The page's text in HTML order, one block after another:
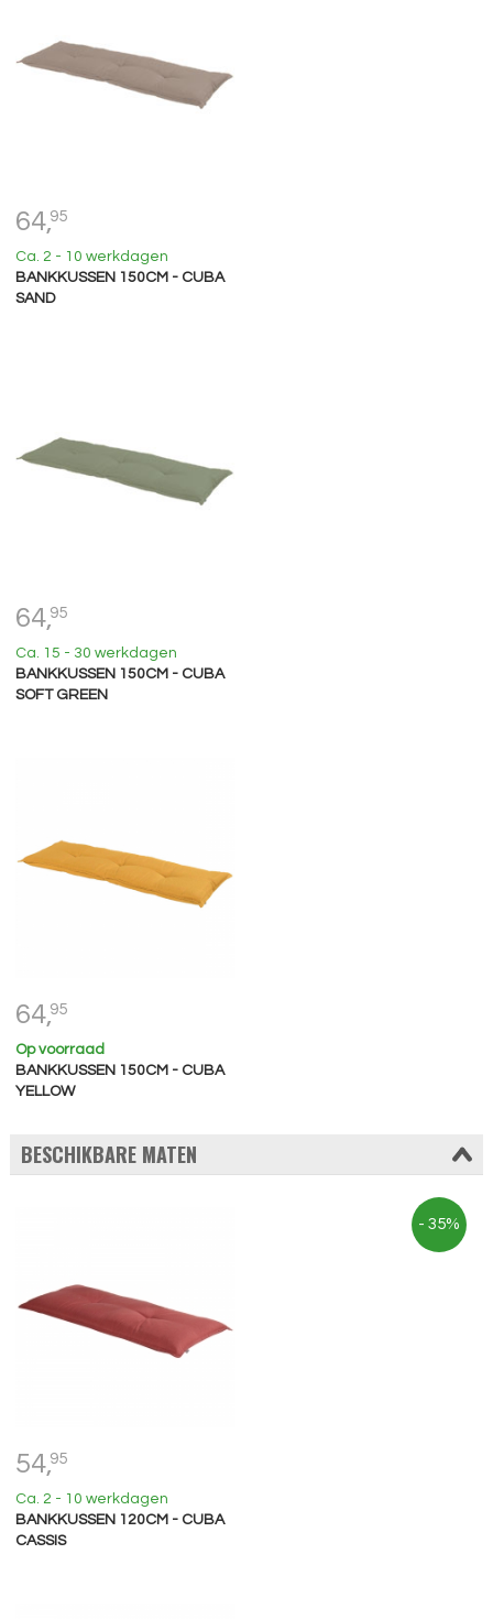
64,95
Ca. 2 - 10 werkdagen
BANKKUSSEN 150CM - CUBA
SAND
64,95
Ca. 15 - 30 werkdagen
BANKKUSSEN 150CM - CUBA
SOFT GREEN
64,95
Op voorraad
BANKKUSSEN 150CM - CUBA
YELLOW
BESCHIKBARE MATEN
54,95
Ca. 2 - 10 werkdagen
BANKKUSSEN 120CM - CUBA
CASSIS
- 35%